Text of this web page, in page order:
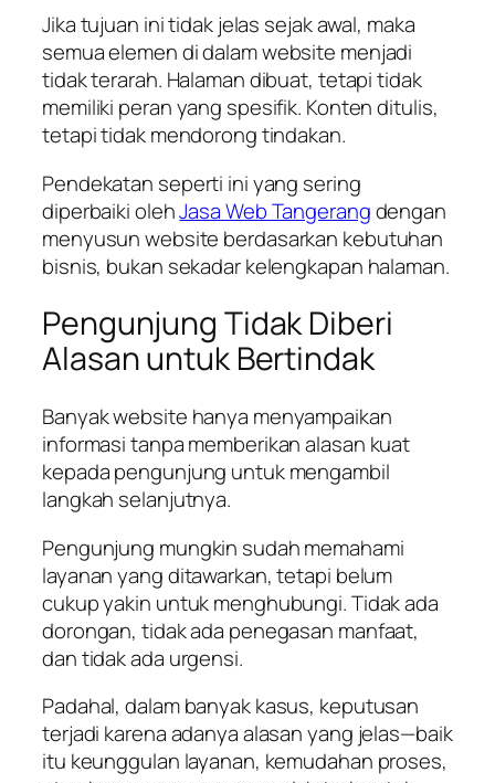
Jika tujuan ini tidak jelas sejak awal, maka
semua elemen di dalam website menjadi
tidak terarah. Halaman dibuat, tetapi tidak
memiliki peran yang spesifik. Konten ditulis,
tetapi tidak mendorong tindakan.
Pendekatan seperti ini yang sering
diperbaiki olehJasa Web Tangerangdengan
menyusun website berdasarkan kebutuhan
bisnis, bukan sekadar kelengkapan halaman.
Pengunjung Tidak Diberi
Alasan untuk Bertindak
Banyak website hanya menyampaikan
informasi tanpa memberikan alasan kuat
kepada pengunjung untuk mengambil
langkah selanjutnya.
Pengunjung mungkin sudah memahami
layanan yang ditawarkan, tetapi belum
cukup yakin untuk menghubungi. Tidak ada
dorongan, tidak ada penegasan manfaat,
dan tidak ada urgensi.
Padahal, dalam banyak kasus, keputusan
terjadi karena adanya alasan yang jelas—baik
itu keunggulan layanan, kemudahan proses,